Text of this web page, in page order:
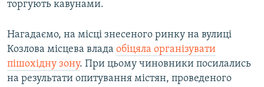
торгують кавунами.
Нагадаємо, на місці знесеного ринку на вулиці
Козлова місцева влада обіцяла організувати
пішохідну зону. При цьому чиновники посилались
на результати опитування містян, проведеного